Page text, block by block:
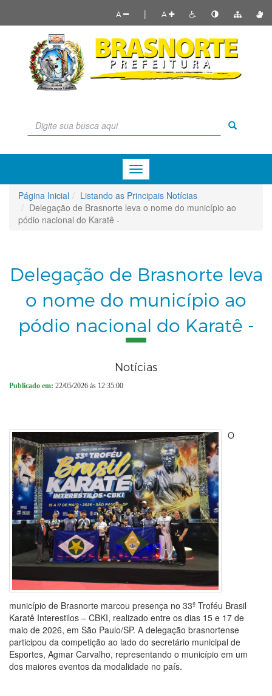
A | A
Menu
de
Navegação
Página Inicial
Listando as Principais Notícias
Delegação de Brasnorte leva o nome do município ao
pódio nacional do Karatê -
Delegação de Brasnorte leva
o nome do município ao
pódio nacional do Karatê -
Notícias
Publicado em: 22/05/2026 ás 12:35:00
O
município de Brasnorte marcou presença no 33º Troféu Brasil
Karatê Interestilos – CBKI, realizado entre os dias 15 e 17 de
maio de 2026, em São Paulo/SP. A delegação brasnortense
participou da competição ao lado do secretário municipal de
Esportes, Agmar Carvalho, representando o município em um
dos maiores eventos da modalidade no país.